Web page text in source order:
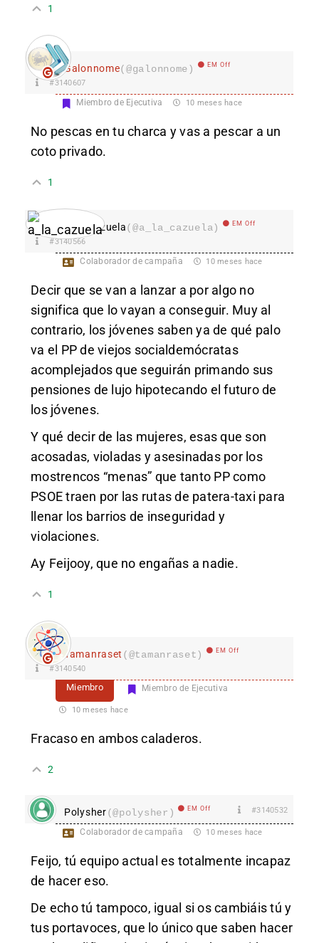
1
Galonnome(@galonnome) EM Off
#3140607
Miembro de Ejecutiva 10 meses hace
No pescas en tu charca y vas a pescar a un
coto privado.
1
a_la_cazuela(@a_la_cazuela) EM Off
#3140566
Colaborador de campaña 10 meses hace
Decir que se van a lanzar a por algo no
significa que lo vayan a conseguir. Muy al
contrario, los jóvenes saben ya de qué palo
va el PP de viejos socialdemócratas
acomplejados que seguirán primando sus
pensiones de lujo hipotecando el futuro de
los jóvenes.
Y qué decir de las mujeres, esas que son
acosadas, violadas y asesinadas por los
mostrencos “menas” que tanto PP como
PSOE traen por las rutas de patera-taxi para
llenar los barrios de inseguridad y
violaciones.
Ay Feijooy, que no engañas a nadie.
1
Tamanraset (@tamanraset) EM Off
#3140540
Miembro Miembro de Ejecutiva
10 meses hace
Fracaso en ambos caladeros.
2
Polysher(@polysher) EM Off #3140532
Colaborador de campaña 10 meses hace
Feijo, tú equipo actual es totalmente incapaz
de hacer eso.
De echo tú tampoco, igual si os cambiáis tú y
tus portavoces, que lo único que saben hacer